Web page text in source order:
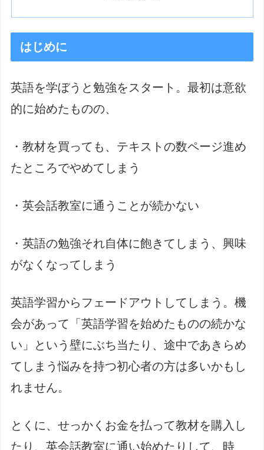
はじめに
英語を学ぼうと勉強をスタート。最初は意欲
的に始めたものの、
・教材を買っても、テキストの数ページ進め
たところでやめてしまう
・英会話教室に通うことが続かない
・英語の勉強それ自体に飽きてしまう、興味
がなくなってしまう
英語学習からフェードアウトしてしまう。機
会があって「英語学習を始めたものの続かな
い」という壁にぶち当たり、途中であきらめ
てしまう悩みを持つ初心者の方は多いかもし
れません。
とくに、せっかくお金を払って教材を購入し
たり、英会話教室に通い始めたりして、時